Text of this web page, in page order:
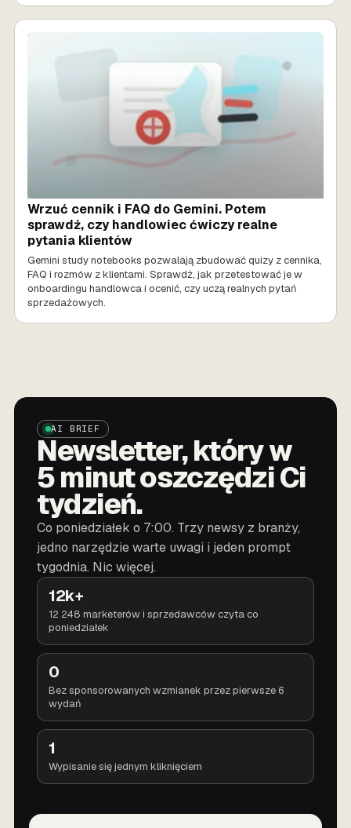
SPRZEDAŻ AI
Wrzuć cennik i FAQ do Gemini. Potem
sprawdź, czy handlowiec ćwiczy realne
pytania klientów
Gemini study notebooks pozwalają zbudować quizy z cennika,
FAQ i rozmów z klientami. Sprawdź, jak przetestować je w
onboardingu handlowca i ocenić, czy uczą realnych pytań
sprzedażowych.
AI BRIEF
Newsletter, który w
5 minut oszczędzi Ci
tydzień.
Co poniedziałek o 7:00. Trzy newsy z branży,
jedno narzędzie warte uwagi i jeden prompt
tygodnia. Nic więcej.
12k+
12 248 marketerów i sprzedawców czyta co
poniedziałek
0
Bez sponsorowanych wzmianek przez pierwsze 6
wydań
1
Wypisanie się jednym kliknięciem